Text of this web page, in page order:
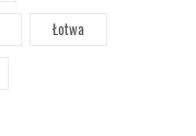
Łotwa